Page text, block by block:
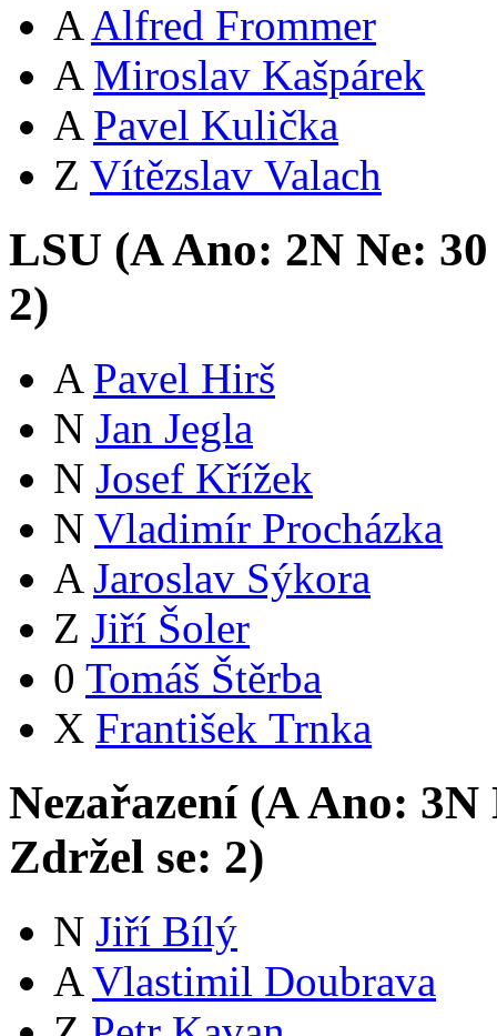
A Alfred Frommer
A Miroslav Kašpárek
A Pavel Kulička
Z Vítězslav Valach
LSU (AAno: 2N Ne: 30
2)
A Pavel Hirš
N Jan Jegla
N Josef Křížek
N Vladimír Procházka
A Jaroslav Sýkora
Z Jiří Šoler
0 Tomáš Štěrba
X František Trnka
Nezařazení (AAno: 3N
Zdržel se: 2)
N Jiří Bílý
A Vlastimil Doubrava